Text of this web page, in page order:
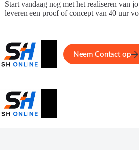
Ga
naar
Start vandaag nog met het realiseren van
leveren een proof of concept van 40 uur
Home Service
Neem Contact op